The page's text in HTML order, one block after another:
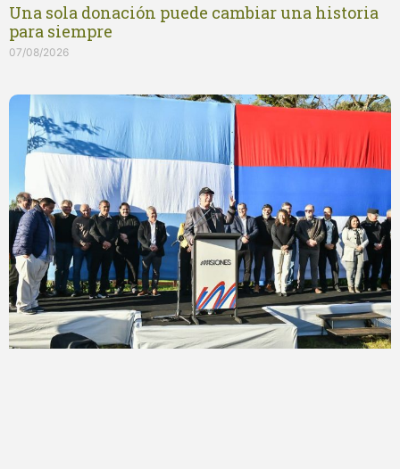
Una sola donación puede cambiar una historia
para siempre
07/08/2026